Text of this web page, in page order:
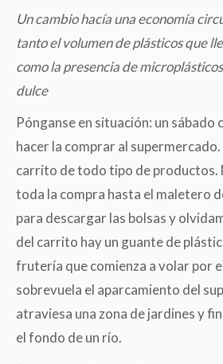
Un cambio hacía una economía
tanto el volumen de plásticos que
como la presencia de
dulce
Pónganse en situación: un sábado
hacer la comprar al
carrito de todo tipo de productos.
toda la compra hasta el maletero
para descargar las bolsas y
del carrito hay un guante de
frutería que comienza a volar por
sobrevuela el aparcamiento del
atraviesa una zona de jardines y
el fondo de un río.